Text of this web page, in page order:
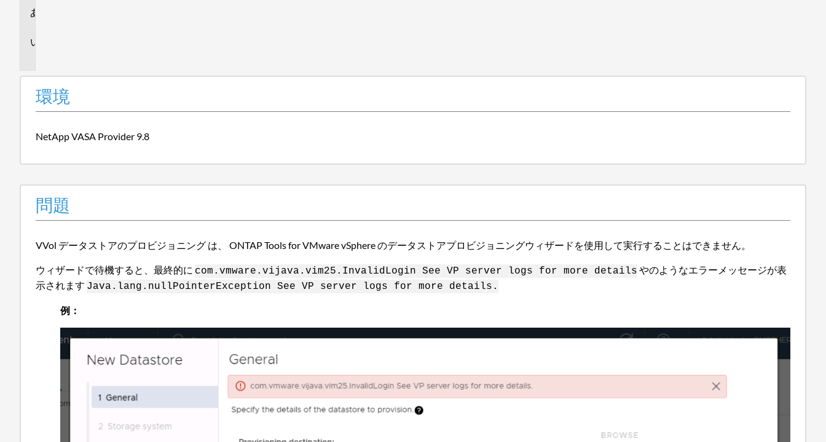
環境
NetApp VASA Provider 9.8
問題
VVol データストアのプロビジョニング は、 ONTAP Tools for VMware vSphere のデータストアプロビジョニングウィザードを使用して実行することはできません。
ウィザードで待機すると、最終的に com.vmware.vijava.vim25.InvalidLogin See VP server logs for more details やのようなエラーメッセージが表
示されます Java.lang.nullPointerException See VP server logs for more details.
例：